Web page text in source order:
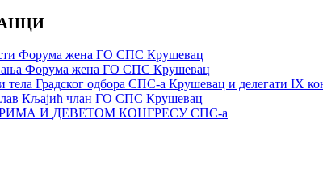
Форума жена ГО СПС Крушевац
Форума жена ГО СПС Крушевац
тела Градског одбора СПС-а Крушевац и делегати IX
Кљајић члан ГО СПС Крушевац
И ДЕВЕТОМ КОНГРЕСУ СПС-а